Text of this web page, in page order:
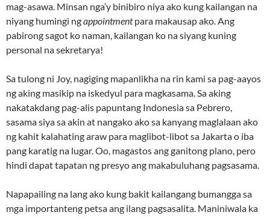
mag-asawa. Minsan nga’y binibiro niya ako kung kailangan na
niyang humingi ngappointmentpara makausap ako. Ang
pabirong sagot ko naman, kailangan ko na siyang kuning
personal na sekretarya!
Sa tulong ni Joy, nagiging mapanlikha na rin kami sa pag-aayos
ng aking masikip na iskedyul para magkasama. Sa aking
nakatakdang pag-alis papuntang Indonesia sa Pebrero,
sasama siya sa akin at nangako ako sa kanyang maglalaan ako
ng kahit kalahating araw para maglibot-libot sa Jakarta o iba
pang karatig na lugar. Oo, magastos ang ganitong plano, pero
hindi dapat tapatan ng presyo ang makabuluhang pagsasama.
Napapailing na lang ako kung bakit kailangang bumangga sa
mga importanteng petsa ang ilang pagsasalita. Maniniwala ka